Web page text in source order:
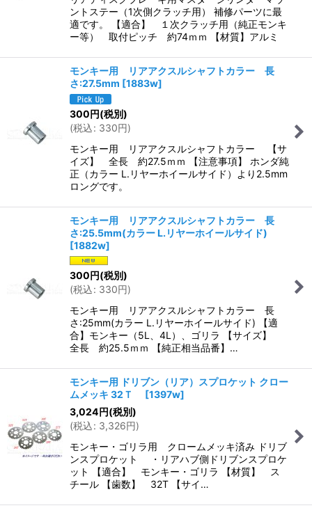
ントステー（1次側クラッチ用） 補修パーツに最
適です。 【適合】 １次クラッチ用（純正モンキ
ー等） 取付ピッチ 約74ｍｍ 【材質】アルミ
モンキー用 リアアクスルシャフトカラー 長
さ:27.5mm [1883w]
300円(税別)
(税込: 330円)
モンキー用 リアアクスルシャフトカラー 【サ
イズ】 全長 約27.5ｍｍ 【注意事項】 ホンダ純
正（カラー L.リヤーホイールサイド）より2.5mm
ロングです。
モンキー用 リアアクスルシャフトカラー 長
さ:25.5mm(カラー L.リヤーホイールサイド)
[1882w]
300円(税別)
(税込: 330円)
モンキー用 リアアクスルシャフトカラー 長
さ:25mm(カラー L.リヤーホイールサイド) 【適
合】モンキー（5L、4L）、ゴリラ 【サイズ】
全長 約25.5ｍｍ 【純正相当品番】…
モンキー用 ドリブン（リア）スプロケット クロー
ムメッキ 32Ｔ
[1397w]
3,024円(税別)
(税込: 3,326円)
モンキー・ゴリラ用 クロームメッキ済み ドリブ
ンスプロケット ・リアハブ側ドリブンスプロケ
ット 【適合】 モンキー・ゴリラ 【材質】 ス
チール 【歯数】 32T 【サイ…